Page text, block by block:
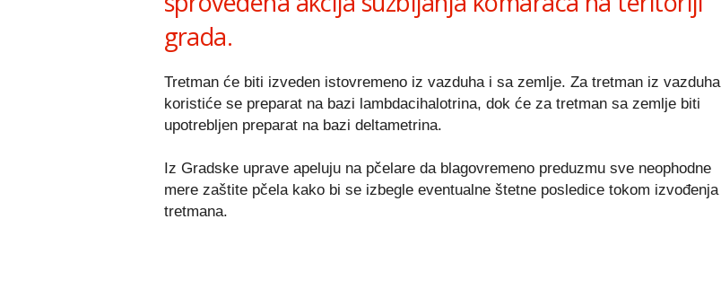
grada.
Tretman će biti izveden istovremeno iz vazduha i sa zemlje. Za tretman iz vazduha
koristiće se preparat na bazi lambdacihalotrina, dok će za tretman sa zemlje biti
upotrebljen preparat na bazi deltametrina.
Iz Gradske uprave apeluju na pčelare da blagovremeno preduzmu sve neophodne
mere zaštite pčela kako bi se izbegle eventualne štetne posledice tokom izvođenja
tretmana.